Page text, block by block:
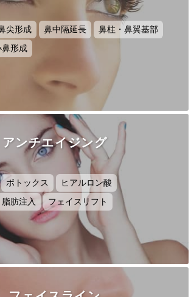
尖形成 鼻中隔延長
鼻柱・鼻翼基部
鼻形成
アンチエイジング
ボトックス
ヒアルロン酸
脂肪注入 フェイスリフト